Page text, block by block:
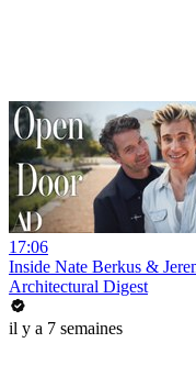
17:06
Inside Nate Berkus &
Architectural Digest
il y a 7 semaines